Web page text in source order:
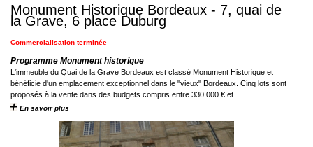
Monument Historique Bordeaux - 7, quai de
la Grave, 6 place Duburg
Commercialisation terminée
Programme Monument historique
L'immeuble du Quai de la Grave Bordeaux est classé Monument Historique et
bénéficie d'un emplacement exceptionnel dans le "vieux" Bordeaux. Cinq lots sont
proposés à la vente dans des budgets compris entre 330 000 € et ...
En savoir plus